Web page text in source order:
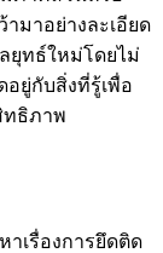
มาอย่างละเอียด
ยุทธ์ใหม่โดยไม่
ยู่กับสิ่งที่รู้เพื่อ
ทธิภาพ
เรื่องการยึดติด